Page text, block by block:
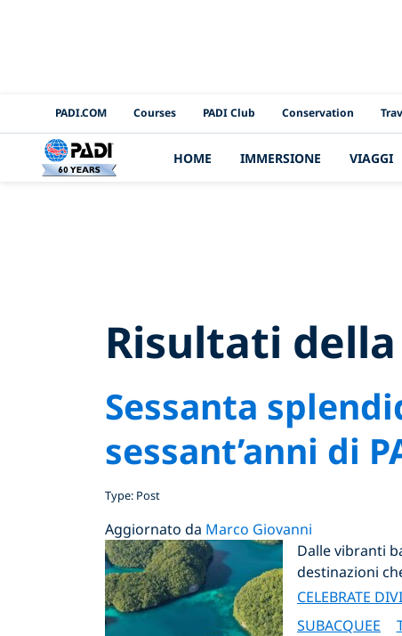
PADI Channels
PADI.COM Courses PADI Club Conservation
HOME IMMERSIONE VIAGGI
Risultati
Sessanta
sessant’anni di
Type: Post
Aggiornato da Marco Giovanni
Dalle vibranti
destinazioni
CELEBRATE
SUBACQUEE